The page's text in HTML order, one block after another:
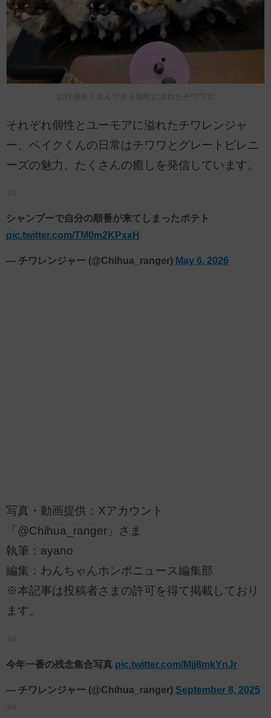
お行儀良く並んで座る個性に溢れたチワワズ
それぞれ個性とユーモアに溢れたチワレンジャ
ー、ベイクくんの日常はチワワとグレートピレニ
ーズの魅力、たくさんの癒しを発信しています。
シャンプーで自分の順番が来てしまったポテト
pic.twitter.com/TM0m2KPxxH
— チワレンジャー (@Chihua_ranger) May 6, 2026
写真・動画提供：Xアカウント
「@Chihua_ranger」さま
執筆：ayano
編集：わんちゃんホンポニュース編集部
※本記事は投稿者さまの許可を得て掲載しており
ます。
今年一番の残念集合写真 pic.twitter.com/Mjj8mkYnJr
— チワレンジャー (@Chihua_ranger) September 8, 2025